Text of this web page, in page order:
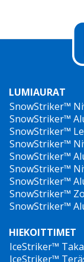
LUMIAURAT
SnowStriker™
SnowStriker™
SnowStriker™
SnowStriker™
SnowStriker™
SnowStriker™
SnowStriker™
SnowStriker™
SnowStriker™
HIEKOITTIMET
IceStriker™
IceStriker™